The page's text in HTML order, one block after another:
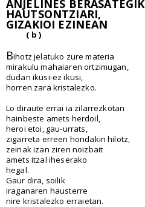
ANJELINES BERASATEGIK
HAUTSONTZIARI,
GIZAKIOI EZINEAN
( b )
Bihotz jelatuko zure materia
mirakulu mahaiaren ortzimugan,
dudan ikusi-ez ikusi,
horren zara kristalezko.
Lo diraute errai ia zilarrezkotan
hainbeste amets herdoil,
heroi etoi, gau-urrats,
zigarreta erreen hondakin hilotz,
zeinak izan ziren noizbait
amets itzal iheserako
hegal.
Gaur dira, soilik
iraganaren hausterre
nire kristalezko erraietan.